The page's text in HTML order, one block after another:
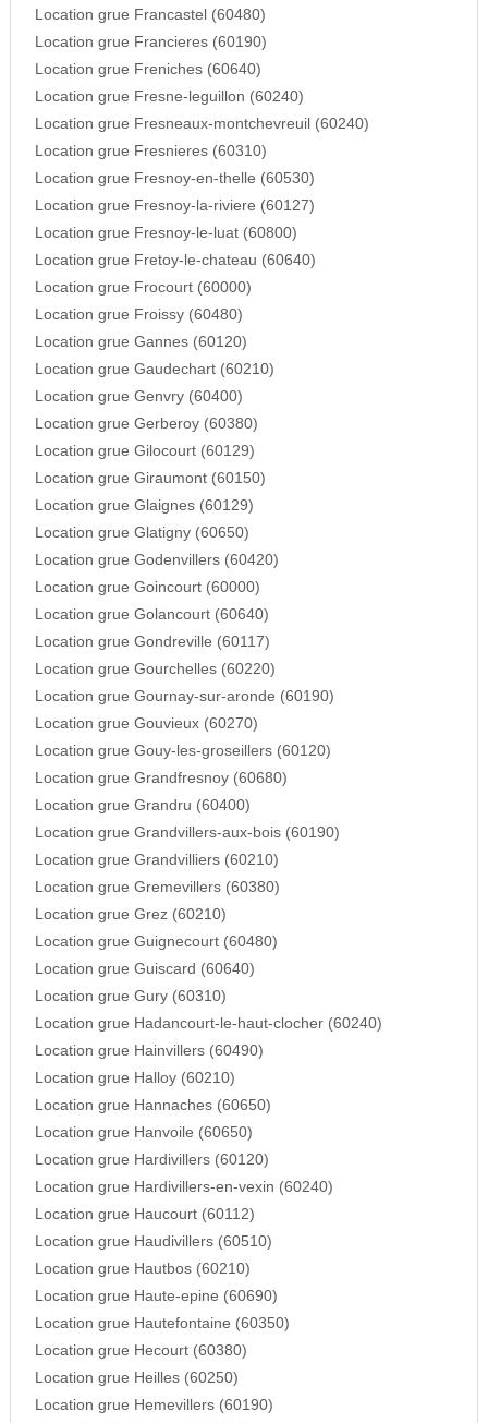
Location grue Francastel (60480)
Location grue Francieres (60190)
Location grue Freniches (60640)
Location grue Fresne-leguillon (60240)
Location grue Fresneaux-montchevreuil (60240)
Location grue Fresnieres (60310)
Location grue Fresnoy-en-thelle (60530)
Location grue Fresnoy-la-riviere (60127)
Location grue Fresnoy-le-luat (60800)
Location grue Fretoy-le-chateau (60640)
Location grue Frocourt (60000)
Location grue Froissy (60480)
Location grue Gannes (60120)
Location grue Gaudechart (60210)
Location grue Genvry (60400)
Location grue Gerberoy (60380)
Location grue Gilocourt (60129)
Location grue Giraumont (60150)
Location grue Glaignes (60129)
Location grue Glatigny (60650)
Location grue Godenvillers (60420)
Location grue Goincourt (60000)
Location grue Golancourt (60640)
Location grue Gondreville (60117)
Location grue Gourchelles (60220)
Location grue Gournay-sur-aronde (60190)
Location grue Gouvieux (60270)
Location grue Gouy-les-groseillers (60120)
Location grue Grandfresnoy (60680)
Location grue Grandru (60400)
Location grue Grandvillers-aux-bois (60190)
Location grue Grandvilliers (60210)
Location grue Gremevillers (60380)
Location grue Grez (60210)
Location grue Guignecourt (60480)
Location grue Guiscard (60640)
Location grue Gury (60310)
Location grue Hadancourt-le-haut-clocher (60240)
Location grue Hainvillers (60490)
Location grue Halloy (60210)
Location grue Hannaches (60650)
Location grue Hanvoile (60650)
Location grue Hardivillers (60120)
Location grue Hardivillers-en-vexin (60240)
Location grue Haucourt (60112)
Location grue Haudivillers (60510)
Location grue Hautbos (60210)
Location grue Haute-epine (60690)
Location grue Hautefontaine (60350)
Location grue Hecourt (60380)
Location grue Heilles (60250)
Location grue Hemevillers (60190)